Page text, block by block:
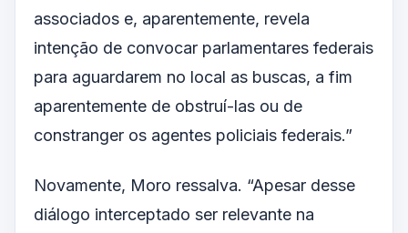
associados e, aparentemente, revela
intenção de convocar parlamentares federais
para aguardarem no local as buscas, a fim
aparentemente de obstruí-las ou de
constranger os agentes policiais federais.”
Novamente, Moro ressalva. “Apesar desse
diálogo interceptado ser relevante na